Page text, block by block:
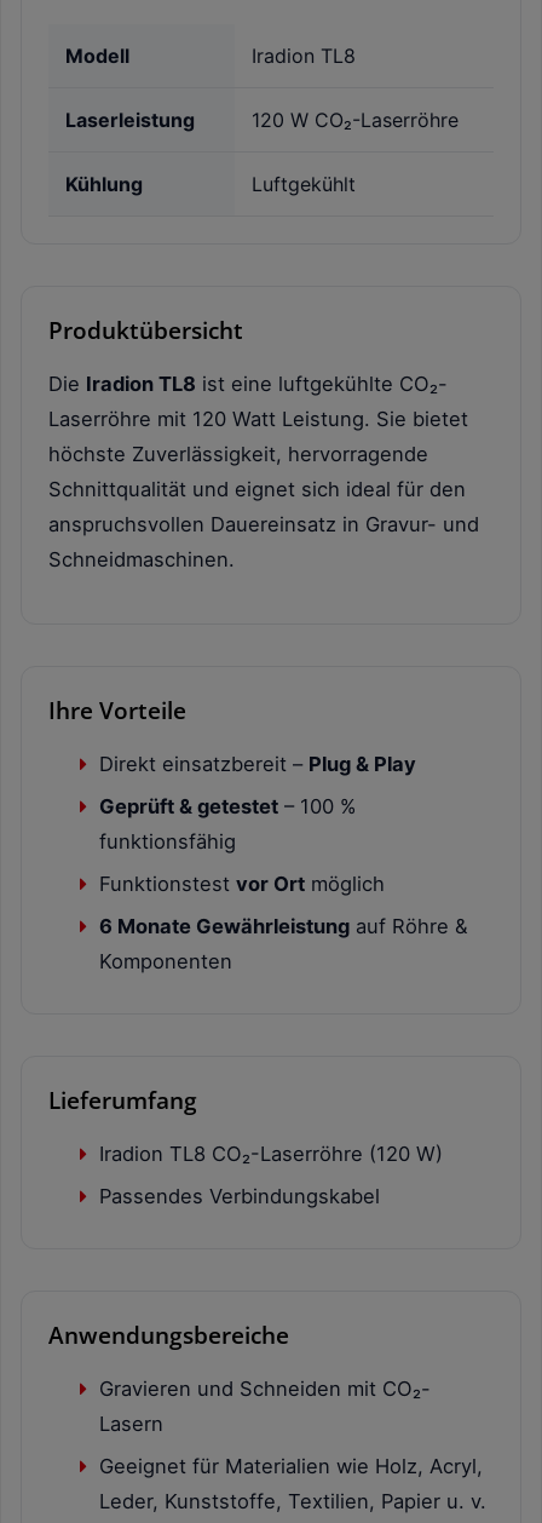
Modell Iradion TL8
Laserleistung 120 W CO₂-Laserröhre
Kühlung Luftgekühlt
Produktübersicht
Die Iradion TL8 ist eine luftgekühlte CO₂-
Laserröhre mit 120 Watt Leistung. Sie bietet
höchste Zuverlässigkeit, hervorragende
Schnittqualität und eignet sich ideal für den
anspruchsvollen Dauereinsatz in Gravur- und
Schneidmaschinen.
Ihre Vorteile
Direkt einsatzbereit – Plug & Play
Geprüft & getestet – 100 %
funktionsfähig
Funktionstest vor Ort möglich
6 Monate Gewährleistung auf Röhre &
Komponenten
Lieferumfang
Iradion TL8 CO₂-Laserröhre (120 W)
Passendes Verbindungskabel
Anwendungsbereiche
Gravieren und Schneiden mit CO₂-
Lasern
Geeignet für Materialien wie Holz, Acryl,
Leder, Kunststoffe, Textilien, Papier u. v.